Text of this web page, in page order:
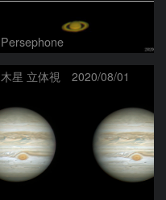
Persephone
木星 立体視 2020/08/01